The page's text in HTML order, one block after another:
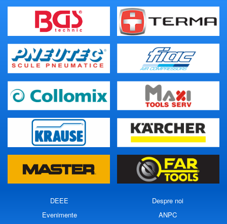
DEEE
Despre noi
Evenimente
ANPC